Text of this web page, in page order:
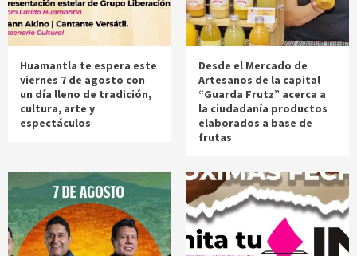
Huamantla te espera este
viernes 7 de agosto con
un día lleno de tradición,
cultura, arte y
espectáculos
Desde el Mercado de
Artesanos de la capital
“Guarda Frutz” acerca a
la ciudadanía productos
elaborados a base de
frutas